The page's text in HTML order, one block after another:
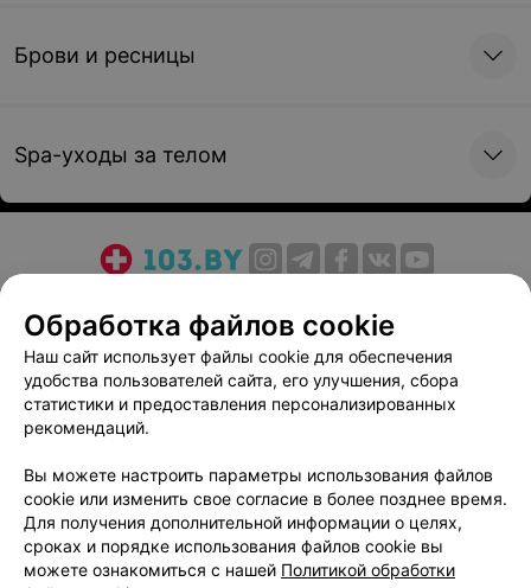
Брови и ресницы
Spa-уходы за телом
Медицинский маркетинг
Публичный договор
Пользовательское соглашение
Способы оплаты
Партнеры
Написать руководителю 103.by
Персональные настройки cookie
Обработка персональных данных
Обработка файлов cookie
Наш сайт использует файлы cookie для обеспечения
удобства пользователей сайта, его улучшения, сбора
статистики и предоставления персонализированных
рекомендаций.
Вы можете настроить параметры использования файлов
cookie или изменить свое согласие в более позднее время.
Для получения дополнительной информации о целях,
сроках и порядке использования файлов cookie вы
можете ознакомиться с нашей Политикой обработки